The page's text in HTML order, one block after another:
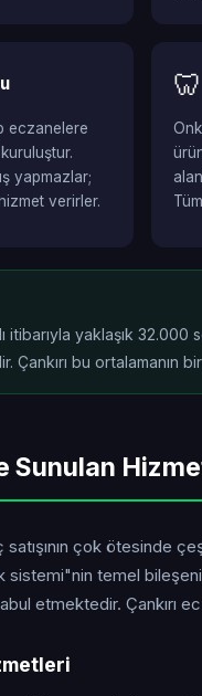
eczanelere
yapmazlar;
verirler.
🦷
itibarıyla yaklaşık
Çankırı bu ortalamanın
Sunulan
çok ötesinde
sistemi"nin temel
etmektedir. Çankırı